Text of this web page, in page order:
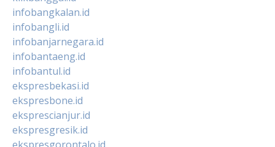
infobangkalan.id
infobangli.id
infobanjarnegara.id
infobantaeng.id
infobantul.id
ekspresbekasi.id
ekspresbone.id
eksprescianjur.id
ekspresgresik.id